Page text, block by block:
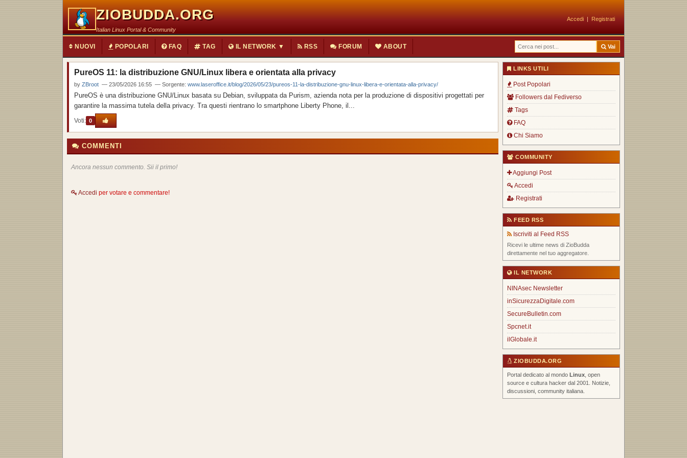
ZIOBUDDA.ORG
Italian Linux Portal & Community
Accedi | Registrati
NUOVI POPOLARI FAQ TAG IL NETWORK ▼ RSS FORUM ABOUT Vai
PureOS 11: la distribuzione GNU/Linux libera e orientata alla privacy
by ZBroot — 23/05/2026 16:55 — Sorgente: www.laseroffice.it/blog/2026/05/23/pureos-11-la-distribuzione-gnu-linux-libera-e-orientata-alla-privacy/
PureOS è una distribuzione GNU/Linux basata su Debian, sviluppata da Purism, azienda nota per la produzione di dispositivi progettati per
garantire la massima tutela della privacy. Tra questi rientrano lo smartphone Liberty Phone, il...
Voti: 0
COMMENTI
Ancora nessun commento. Sii il primo!
Accedi per votare e commentare!
LINKS UTILI
Post Popolari
Followers dal Fediverso
Tags
FAQ
Chi Siamo
COMMUNITY
Aggiungi Post
Accedi
Registrati
FEED RSS
Iscriviti al Feed RSS
Ricevi le ultime news di ZioBudda
direttamente nel tuo aggregatore.
IL NETWORK
NINAsec Newsletter
inSicurezzaDigitale.com
SecureBulletin.com
Spcnet.it
ilGlobale.it
ZIOBUDDA.ORG
Portal dedicato al mondo Linux , open
source e cultura hacker dal 2001. Notizie,
discussioni, community italiana.